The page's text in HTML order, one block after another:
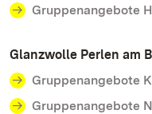
Gruppenangebote
Glanzwolle Perlen am
Gruppenangebote
Gruppenangebote